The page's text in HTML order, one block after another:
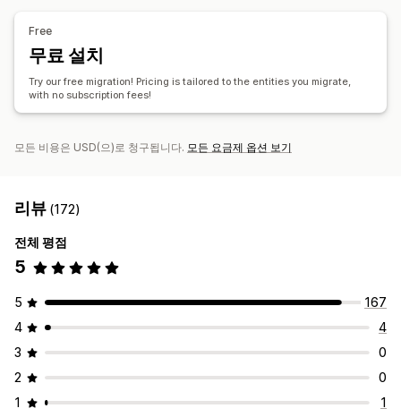
메타 필드
대량 삭제
이미지 최적화
CSV 가져오기 및 내보내기
롤백 대량 편집
Free
무료 설치
Try our free migration! Pricing is tailored to the entities you migrate,
with no subscription fees!
모든 비용은 USD(으)로 청구됩니다. 모든 요금제 옵션 보기
리뷰 (172)
전체 평점
5
5
167
4
4
3
0
2
0
1
1